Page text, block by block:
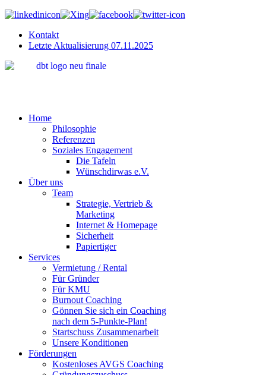
Kontakt
Letzte Aktualisierung 07.11.2025
"Wir
Home
Philosophie
Referenzen
Soziales Engagement
Die Tafeln
Wünschdirwas e.V.
Über uns
Team
Strategie, Vertrieb &
Marketing
Internet & Homepage
Sicherheit
Papiertiger
Services
Vermietung / Rental
Für Gründer
Für KMU
Burnout Coaching
Gönnen Sie sich ein Coaching
nach dem 5-Punkte-Plan!
Startschuss Zusammenarbeit
Unsere Konditionen
Förderungen
Kostenloses AVGS Coaching